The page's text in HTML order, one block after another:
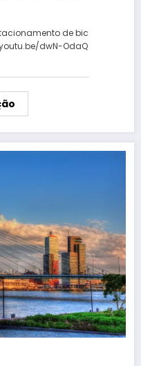
de bic
dwN-OdaQ